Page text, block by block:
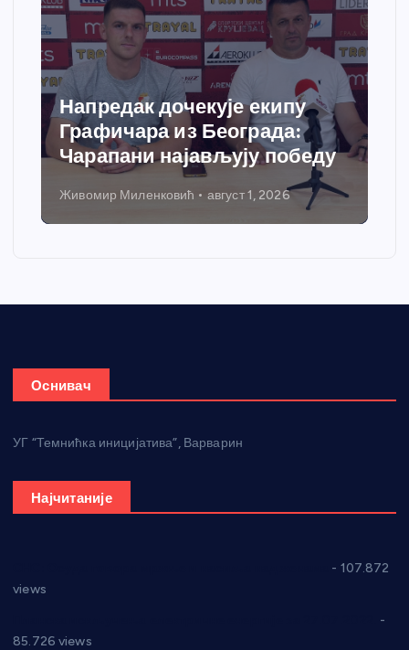
Спортски центар “Ћићевац”
добија савремени систем
грејања
Никола Петровић јул 31, 2026
Оснивач
УГ “Темнићка иницијатива”, Варварин
Најчитаније
- 107.872
views
-
85.726 views